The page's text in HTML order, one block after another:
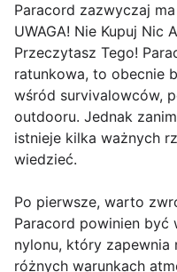
Paracord zazwyczaj
UWAGA! Nie Kupuj Nic
Przeczytasz Tego!
ratunkowa, to obecnie
wśród survivalowców,
outdooru. Jednak
istnieje kilka ważnych
wiedzieć.
Po pierwsze, warto
Paracord powinien być
nylonu, który zapewnia
różnych warunkach